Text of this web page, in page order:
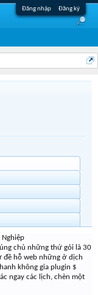
Đăng nhập Đăng ký
Nghiệp
chủ những thứ gói là 30
đề hỗ web những ở dịch
không gia plugin $
ngay các lịch, chèn một